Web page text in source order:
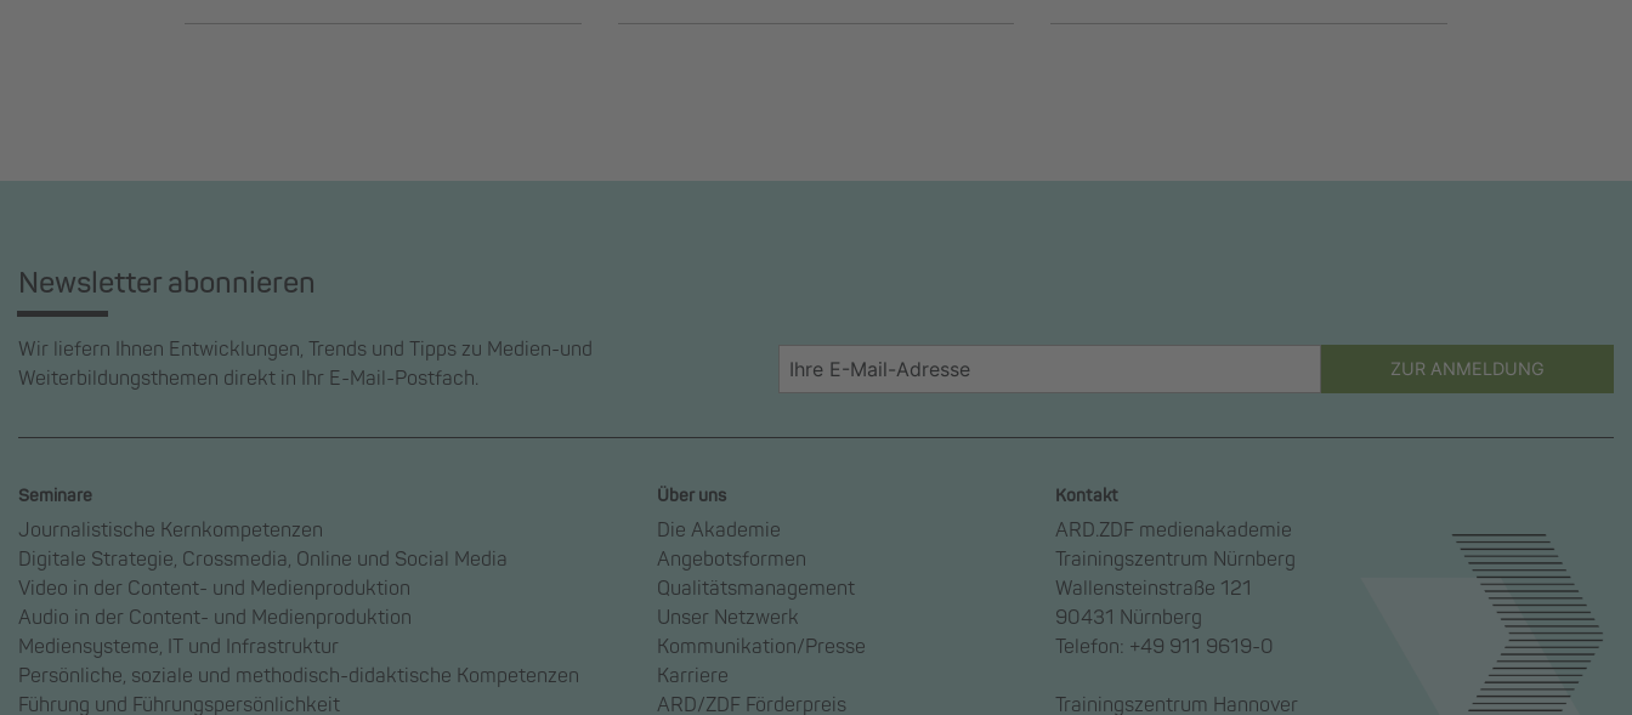
Newsletter abonnieren
Wir liefern Ihnen Entwicklungen, Trends und Tipps zu Medien-und
Weiterbildungsthemen direkt in Ihr E-Mail-Postfach.
ZUR ANMELDUNG
Seminare
Journalistische Kernkompetenzen
Digitale Strategie, Crossmedia, Online und Social Media
Video in der Content- und Medienproduktion
Audio in der Content- und Medienproduktion
Mediensysteme, IT und Infrastruktur
Persönliche, soziale und methodisch-didaktische Kompetenzen
Führung und Führungspersönlichkeit
Über uns
Die Akademie
Angebotsformen
Qualitätsmanagement
Unser Netzwerk
Kommunikation/Presse
Karriere
ARD/ZDF Förderpreis
Kontakt
ARD.ZDF medienakademie
Trainingszentrum Nürnberg
Wallensteinstraße 121
90431 Nürnberg
Telefon: +49 911 9619-0
Trainingszentrum Hannover